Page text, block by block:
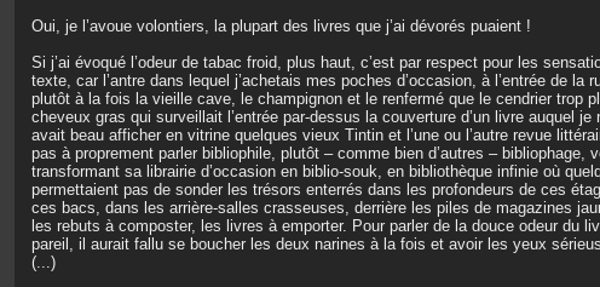
Oui, je l’avoue volontiers, la plupart des livres que j’ai dévorés puaient !
Si j’ai évoqué l’odeur de tabac froid, plus haut, c’est par respect pour les
texte, car l’antre dans lequel j’achetais mes poches d’occasion, à l’entrée de la
plutôt à la fois la vieille cave, le champignon et le renfermé que le cendrier trop
cheveux gras qui surveillait l’entrée par-dessus la couverture d’un livre auquel
avait beau afficher en vitrine quelques vieux Tintin et l’une ou l’autre revue
pas à proprement parler bibliophile, plutôt – comme bien d’autres – bibliophage,
transformant sa librairie d’occasion en biblio-souk, en bibliothèque infinie où
permettaient pas de sonder les trésors enterrés dans les profondeurs de ces
ces bacs, dans les arrière-salles crasseuses, derrière les piles de magazines
les rebuts à composter, les livres à emporter. Pour parler de la douce odeur du
pareil, il aurait fallu se boucher les deux narines à la fois et avoir les yeux
(...)